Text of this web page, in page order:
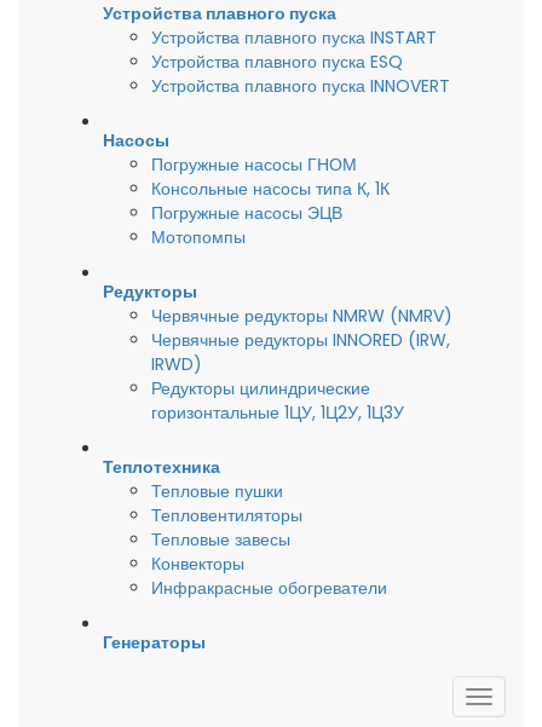
Устройства плавного пуска
Устройства плавного пуска INSTART
Устройства плавного пуска ESQ
Устройства плавного пуска INNOVERT
Насосы
Погружные насосы ГНОМ
Консольные насосы типа К, 1К
Погружные насосы ЭЦВ
Мотопомпы
Редукторы
Червячные редукторы NMRW (NMRV)
Червячные редукторы INNORED (IRW,
IRWD)
Редукторы цилиндрические
горизонтальные 1ЦУ, 1Ц2У, 1Ц3У
Теплотехника
Тепловые пушки
Тепловентиляторы
Тепловые завесы
Конвекторы
Инфракрасные обогреватели
Генераторы